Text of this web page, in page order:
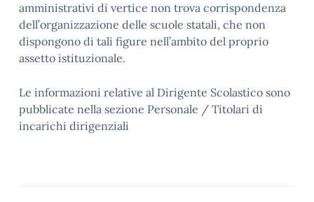
amministrativi di vertice non trova corrispondenza
dell’organizzazione delle scuole statali, che non
dispongono di tali figure nell’ambito del proprio
assetto istituzionale.
Le informazioni relative al Dirigente Scolastico sono
pubblicate nella sezione Personale / Titolari di
incarichi dirigenziali